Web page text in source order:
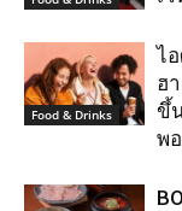
Food & Drinks
ไ
ฮ
ขึ้
พ